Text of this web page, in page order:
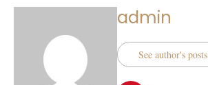
admin
See author's posts